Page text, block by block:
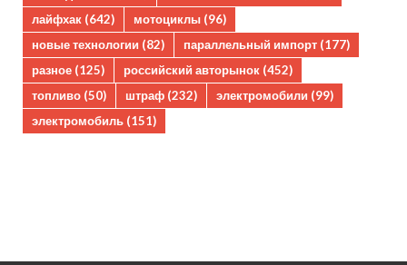
лайфхак (642) мотоциклы (96)
новые технологии (82) параллельный импорт (177)
разное (125) российский авторынок (452)
топливо (50) штраф (232) электромобили (99)
электромобиль (151)